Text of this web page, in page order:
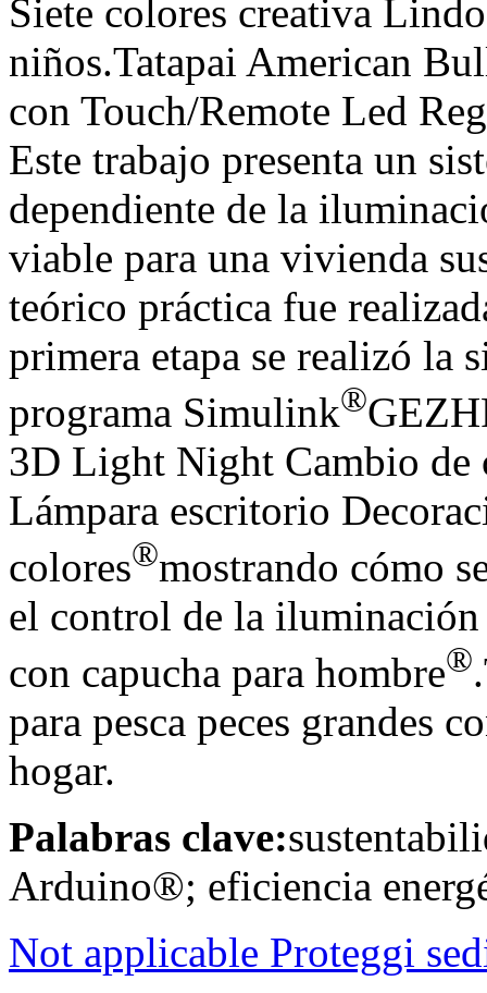
Siete colores creativa
niños.Tatapai American
con Touch/Remote Led
Este trabajo presenta un
dependiente de la
viable para una vivienda
teórico práctica fue
primera etapa se realizó la
programa Simulink®
3D Light Night Cambio
Lámpara escritorio
colores®mostrando cómo
el control de la
con capucha para hombre®
para pesca peces grandes
hogar.
Palabras clave:
Arduino®; eficiencia
Not applicable Proteggi